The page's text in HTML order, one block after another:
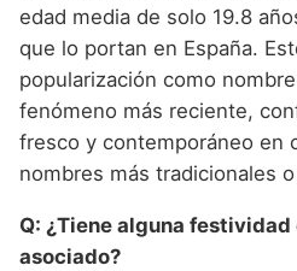
edad media de solo 19.8
que lo portan en España.
popularización como
fenómeno más reciente,
fresco y contemporáneo en
nombres más tradicionales
Q: ¿Tiene alguna
asociado?